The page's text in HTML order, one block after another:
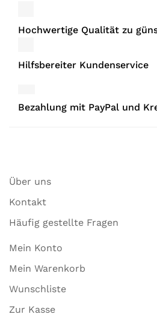
Hochwertige Qualität zu
Hilfsbereiter Kundenservice
Bezahlung mit PayPal und
Über uns
Kontakt
Häufig gestellte Fragen
Mein Konto
Mein Warenkorb
Wunschliste
Zur Kasse